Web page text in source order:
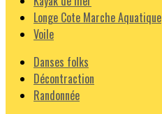
Longe Cote Marche Aquatique
Voile
Danses folks
Décontraction
Randonnée